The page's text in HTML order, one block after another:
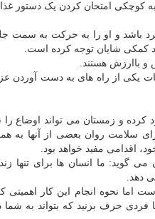
کوچکی امتحان کردن یک دستور
باشد و او را به حرکت به سمت
کمکی شایان توجه کرده است.
و باارزش هستند.
یکی از راه های به دست
دیگران را محدود کرده و زمستان می
سلامت روان بعضی از آنها
اقدامی مفید خواهد بود.
لندن می گوید: ما انسان ها برای
دهد.
نحوه انجام این کار اهمیتی
فردی حرف بزنید که بتواند به